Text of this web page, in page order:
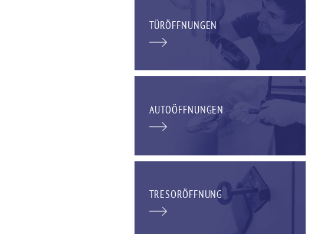
TÜRÖFFNUNGEN
AUTOÖFFNUNGEN
TRESORÖFFNUNG